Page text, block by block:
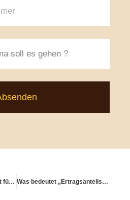
Wie pflege ich Dankbarkeit für das, was da ist? Was bedeutet „Ertragsanteilsbesteuerung“?